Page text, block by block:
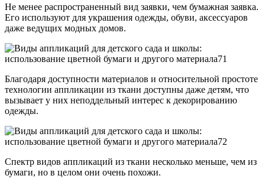
Не менее распространенный вид заявки, чем бумажная заявка.
Его используют для украшения одежды, обуви, аксессуаров
даже ведущих модных домов.
Благодаря доступности материалов и относительной простоте
технологии аппликации из ткани доступны даже детям, что
вызывает у них неподдельный интерес к декорированию
одежды.
Спектр видов аппликаций из ткани несколько меньше, чем из
бумаги, но в целом они очень похожи.